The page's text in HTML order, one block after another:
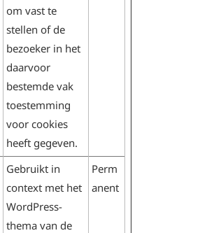
om vast te
stellen of de
bezoeker in het
daarvoor
bestemde vak
toestemming
voor cookies
heeft gegeven.
Gebruikt in
context met het
WordPress-
thema van de
Perm
anent